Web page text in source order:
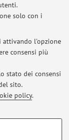
solo con i
attivando l'opzione
consensi più
stato dei consensi
sito.
policy.
al link:
9780